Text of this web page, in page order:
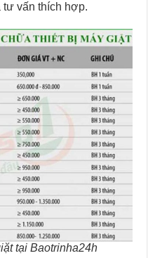
vấn thích hợp.
tại Baotrinha24h